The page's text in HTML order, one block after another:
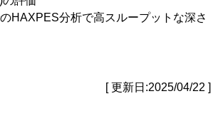
HAXPES分析で高スループットな深さ
[ 更新日:2025/04/22 ]